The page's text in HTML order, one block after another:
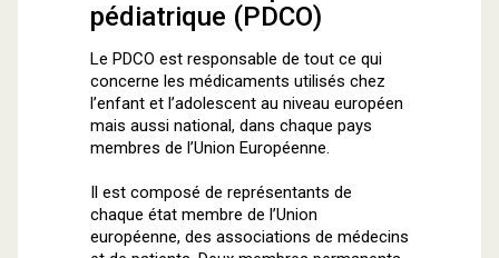
pédiatrique (PDCO)
Le PDCO est responsable de tout ce qui
concerne les médicaments utilisés chez
l’enfant et l’adolescent au niveau européen
mais aussi national, dans chaque pays
membres de l’Union Européenne.
Il est composé de représentants de
chaque état membre de l’Union
européenne, des associations de médecins